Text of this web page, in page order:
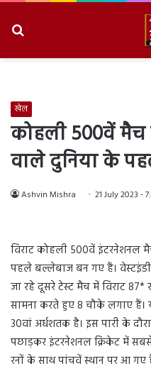
खेल
कोहली 500वें
वाले दुनिया के
Ashvin Mishra 21 July 2023 -
विराट कोहली 500वें इंटरनेशनल
पहले बल्लेबाज बन गए हैं।
जा रहे दूसरे टेस्ट मैच में विराट 87*
सामना करते हुए 8 चौके लगाए हैं।
30वां अर्धशतक है। इस पारी के
पछाड़कर इंटरनेशनल क्रिकेट में
रनों के साथ पांचवें स्थान पर आ गए